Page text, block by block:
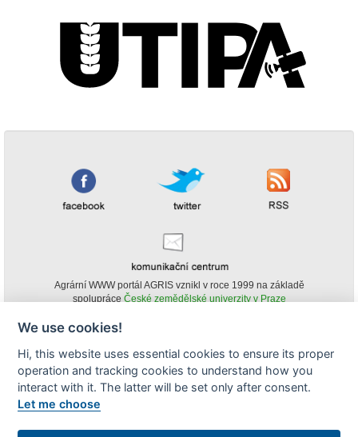
Agrární WWW portál AGRIS vznikl v roce 1999 na základě
spolupráce České zemědělské univerzity v Praze
obsahu agrárního WWW portálu AGRIS je možné
(pokud není uvedeno jinak) pouze za podmínky uvedení zdroje v podobě
www.agris.cz a data publikace v AGRISu.
We use cookies!
Hi, this website uses essential cookies to ensure its proper
operation and tracking cookies to understand how you
interact with it. The latter will be set only after consent.
Let me choose